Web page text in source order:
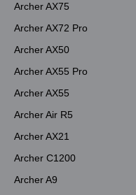
Archer AX75
Archer AX72 Pro
Archer AX50
Archer AX55 Pro
Archer AX55
Archer Air R5
Archer AX21
Archer C1200
Archer A9